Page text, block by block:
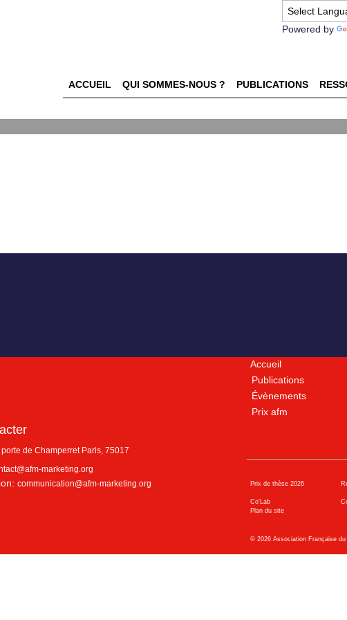
Powered by
ACCUEIL QUI SOMMES-NOUS ? PUBLICATIONS
PERCEPTUELS ET
DU LANCEMENT DE
DES
LES MARQUES ?
de Champerret Paris, 75017
marketing.org
communication@afm-marketing.org
Accueil
Publications
Évènements
Prix afm
Prix de thèse 2026
Co’Lab
Plan du site
© 2026Association Française